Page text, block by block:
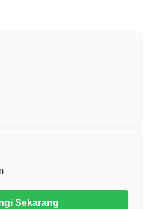
Sekarang